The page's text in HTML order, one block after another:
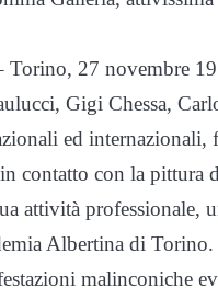
27 novembre
Gigi Chessa,
ed internazionali,
contatto con la pittura
attività professionale,
Albertina di Torino.
malinconiche